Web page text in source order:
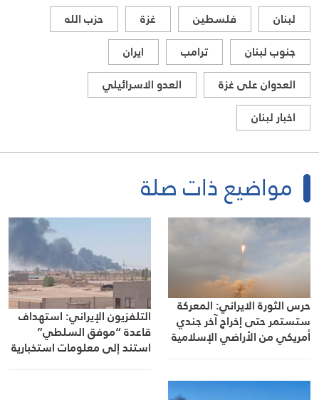
لبنان فلسطين غزة
حزب الله
جنوب لبنان
ترامب
ايران
العدوان على غزة
العدو الاسرائيلي
اخبار لبنان
مواضيع ذات صلة
حرس الثورة الايراني: المعركة
ستستمر حتى إخراج آخر جندي
أمريكي من الأراضي الإسلامية
التلفزيون الإيراني: استهداف
قاعدة “موفق السلطي”
استند إلى معلومات استخبارية